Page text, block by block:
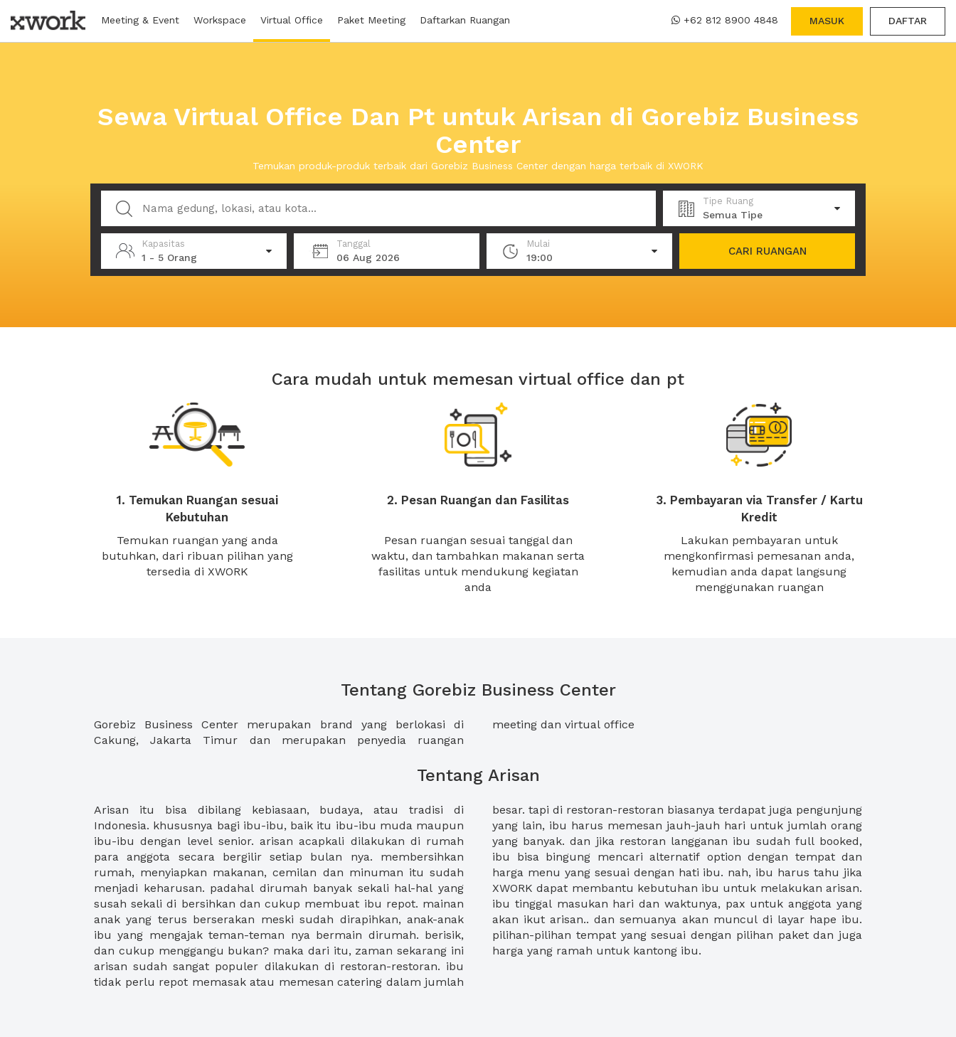
Meeting & Event Workspace Virtual Office Paket Meeting Daftarkan Ruangan +62 812 8900 4848 MASUK DAFTAR
Sewa Virtual Office Dan Pt untuk Arisan di Gorebiz Business
Center
Temukan produk-produk terbaik dari Gorebiz Business Center dengan harga terbaik di XWORK
Tipe Ruang
Semua Tipe
Kapasitas
1 - 5 Orang
Tanggal
06 Aug 2026
Mulai
19:00
CARI RUANGAN
Cara mudah untuk memesan virtual office dan pt
1. Temukan Ruangan sesuai
Kebutuhan
Temukan ruangan yang anda
butuhkan, dari ribuan pilihan yang
tersedia di XWORK
2. Pesan Ruangan dan Fasilitas
Pesan ruangan sesuai tanggal dan
waktu, dan tambahkan makanan serta
fasilitas untuk mendukung kegiatan
anda
3. Pembayaran via Transfer / Kartu
Kredit
Lakukan pembayaran untuk
mengkonfirmasi pemesanan anda,
kemudian anda dapat langsung
menggunakan ruangan
Tentang Gorebiz Business Center
Gorebiz Business Center merupakan brand yang berlokasi di
Cakung, Jakarta Timur dan merupakan penyedia ruangan
meeting dan virtual office
Tentang Arisan
Arisan itu bisa dibilang kebiasaan, budaya, atau tradisi di
Indonesia. khususnya bagi ibu-ibu, baik itu ibu-ibu muda maupun
ibu-ibu dengan level senior. arisan acapkali dilakukan di rumah
para anggota secara bergilir setiap bulan nya. membersihkan
rumah, menyiapkan makanan, cemilan dan minuman itu sudah
menjadi keharusan. padahal dirumah banyak sekali hal-hal yang
susah sekali di bersihkan dan cukup membuat ibu repot. mainan
anak yang terus berserakan meski sudah dirapihkan, anak-anak
ibu yang mengajak teman-teman nya bermain dirumah. berisik,
dan cukup menggangu bukan? maka dari itu, zaman sekarang ini
arisan sudah sangat populer dilakukan di restoran-restoran. ibu
tidak perlu repot memasak atau memesan catering dalam jumlah
besar. tapi di restoran-restoran biasanya terdapat juga pengunjung
yang lain, ibu harus memesan jauh-jauh hari untuk jumlah orang
yang banyak. dan jika restoran langganan ibu sudah full booked,
ibu bisa bingung mencari alternatif option dengan tempat dan
harga menu yang sesuai dengan hati ibu. nah, ibu harus tahu jika
XWORK dapat membantu kebutuhan ibu untuk melakukan arisan.
ibu tinggal masukan hari dan waktunya, pax untuk anggota yang
akan ikut arisan.. dan semuanya akan muncul di layar hape ibu.
pilihan-pilihan tempat yang sesuai dengan pilihan paket dan juga
harga yang ramah untuk kantong ibu.